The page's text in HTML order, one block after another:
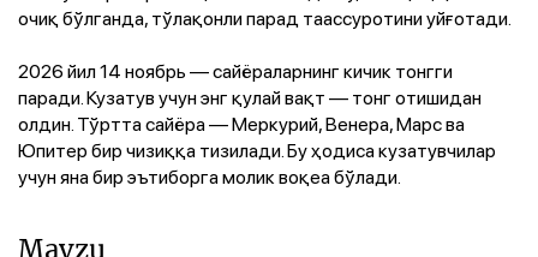
очиқ бўлганда, тўлақонли парад таассуротини уйғотади.
2026 йил 14 ноябрь — сайёраларнинг кичик тонгги
паради. Кузатув учун энг қулай вақт — тонг отишидан
олдин. Тўртта сайёра — Меркурий, Венера, Марс ва
Юпитер бир чизиққа тизилади. Бу ҳодиса кузатувчилар
учун яна бир эътиборга молик воқеа бўлади.
Mavzu